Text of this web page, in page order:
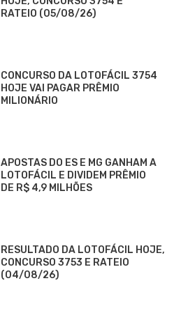
RATEIO (05/08/26)
CONCURSO DA LOTOFÁCIL 3754
HOJE VAI PAGAR PRÊMIO
MILIONÁRIO
APOSTAS DO ES E MG GANHAM A
LOTOFÁCIL E DIVIDEM PRÊMIO
DE R$ 4,9 MILHÕES
RESULTADO DA LOTOFÁCIL HOJE,
CONCURSO 3753 E RATEIO
(04/08/26)